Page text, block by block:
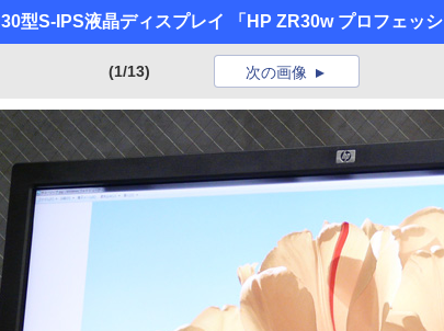
30型S-IPS液晶ディスプレイ 「HP ZR30w プロフェッシ
(1/13) 次の画像